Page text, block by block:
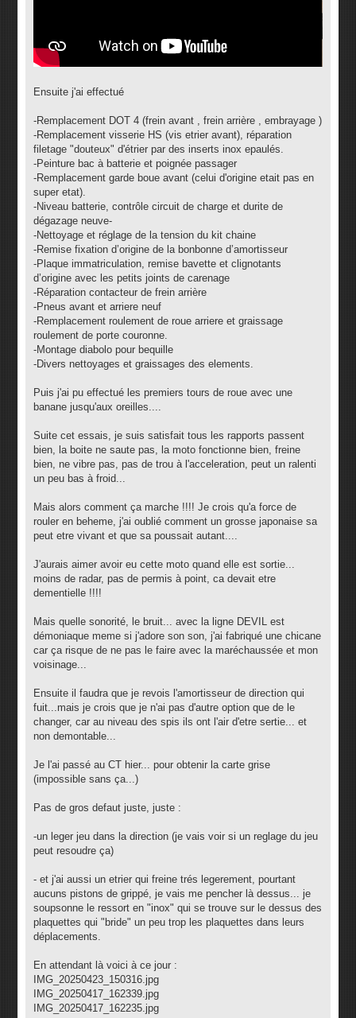
Ensuite j'ai effectué
-Remplacement DOT 4 (frein avant , frein arrière , embrayage )
-Remplacement visserie HS (vis etrier avant), réparation
filetage "douteux" d'étrier par des inserts inox epaulés.
-Peinture bac à batterie et poignée passager
-Remplacement garde boue avant (celui d'origine etait pas en
super etat).
-Niveau batterie, contrôle circuit de charge et durite de
dégazage neuve-
-Nettoyage et réglage de la tension du kit chaine
-Remise fixation d’origine de la bonbonne d’amortisseur
-Plaque immatriculation, remise bavette et clignotants
d’origine avec les petits joints de carenage
-Réparation contacteur de frein arrière
-Pneus avant et arriere neuf
-Remplacement roulement de roue arriere et graissage
roulement de porte couronne.
-Montage diabolo pour bequille
-Divers nettoyages et graissages des elements.
Puis j'ai pu effectué les premiers tours de roue avec une
banane jusqu'aux oreilles....
Suite cet essais, je suis satisfait tous les rapports passent
bien, la boite ne saute pas, la moto fonctionne bien, freine
bien, ne vibre pas, pas de trou à l'acceleration, peut un ralenti
un peu bas à froid...
Mais alors comment ça marche !!!! Je crois qu'a force de
rouler en beheme, j'ai oublié comment un grosse japonaise sa
peut etre vivant et que sa poussait autant....
J'aurais aimer avoir eu cette moto quand elle est sortie...
moins de radar, pas de permis à point, ca devait etre
dementielle !!!!
Mais quelle sonorité, le bruit... avec la ligne DEVIL est
démoniaque meme si j'adore son son, j'ai fabriqué une chicane
car ça risque de ne pas le faire avec la maréchaussée et mon
voisinage...
Ensuite il faudra que je revois l'amortisseur de direction qui
fuit...mais je crois que je n'ai pas d'autre option que de le
changer, car au niveau des spis ils ont l'air d'etre sertie... et
non demontable...
Je l'ai passé au CT hier... pour obtenir la carte grise
(impossible sans ça...)
Pas de gros defaut juste, juste :
-un leger jeu dans la direction (je vais voir si un reglage du jeu
peut resoudre ça)
- et j'ai aussi un etrier qui freine trés legerement, pourtant
aucuns pistons de grippé, je vais me pencher là dessus... je
soupsonne le ressort en "inox" qui se trouve sur le dessus des
plaquettes qui "bride" un peu trop les plaquettes dans leurs
déplacements.
En attendant là voici à ce jour :
IMG_20250423_150316.jpg
IMG_20250417_162339.jpg
IMG_20250417_162235.jpg